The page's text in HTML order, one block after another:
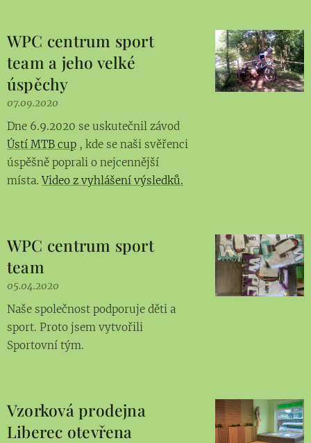
WPC centrum sport
team a jeho velké
úspěchy
07.09.2020
Dne 6.9.2020 se uskutečnil závod
Ústí MTB cup , kde se naši svěřenci
úspěšně poprali o nejcennější
místa.Video z vyhlášení výsledků.
WPC centrum sport
team
05.04.2020
Naše společnost podporuje děti a
sport. Proto jsem vytvořili
Sportovní tým.
Vzorková prodejna
Liberec otevřena